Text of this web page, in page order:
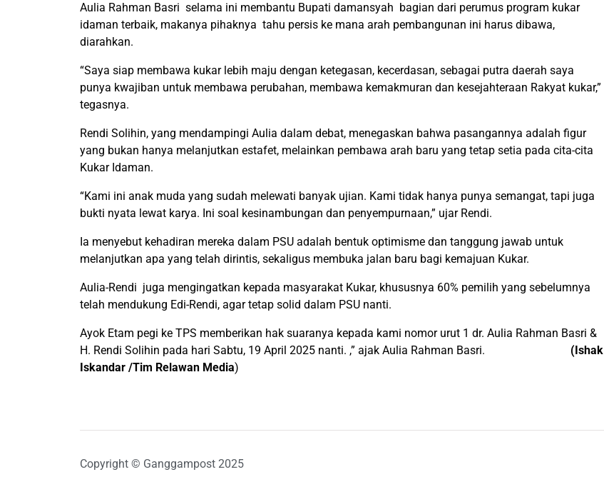
Aulia Rahman Basri selama ini membantu Bupati damansyah bagian dari perumus program kukar
idaman terbaik, makanya pihaknya tahu persis ke mana arah pembangunan ini harus dibawa,
diarahkan.
“Saya siap membawa kukar lebih maju dengan ketegasan, kecerdasan, sebagai putra daerah saya
punya kwajiban untuk membawa perubahan, membawa kemakmuran dan kesejahteraan Rakyat kukar,”
tegasnya.
Rendi Solihin, yang mendampingi Aulia dalam debat, menegaskan bahwa pasangannya adalah figur
yang bukan hanya melanjutkan estafet, melainkan pembawa arah baru yang tetap setia pada cita-cita
Kukar Idaman.
“Kami ini anak muda yang sudah melewati banyak ujian. Kami tidak hanya punya semangat, tapi juga
bukti nyata lewat karya. Ini soal kesinambungan dan penyempurnaan,” ujar Rendi.
Ia menyebut kehadiran mereka dalam PSU adalah bentuk optimisme dan tanggung jawab untuk
melanjutkan apa yang telah dirintis, sekaligus membuka jalan baru bagi kemajuan Kukar.
Aulia-Rendi juga mengingatkan kepada masyarakat Kukar, khususnya 60% pemilih yang sebelumnya
telah mendukung Edi-Rendi, agar tetap solid dalam PSU nanti.
Ayok Etam pegi ke TPS memberikan hak suaranya kepada kami nomor urut 1 dr. Aulia Rahman Basri &
H. Rendi Solihin pada hari Sabtu, 19 April 2025 nanti. ,” ajak Aulia Rahman Basri. (Ishak
Iskandar /Tim Relawan Media)
Copyright © Ganggampost 2025